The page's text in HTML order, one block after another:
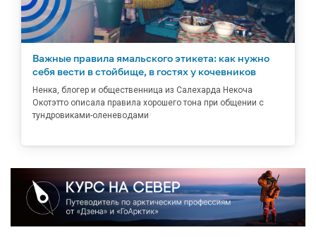
Важные правила ямальского этикета: как нужно
себя вести в стойбище, в гостях у кочевников
Ненка, блогер и общественница из Салехарда Некоча
Окотэтто описала правила хорошего тона при общении с
тундровиками-оленеводами